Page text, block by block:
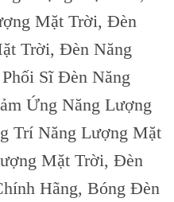
Mặt Trời, Đèn
Trời, Đèn Năng
Sĩ Đèn Năng
Ứng Năng Lượng
Trí Năng Lượng Mặt
Mặt Trời, Đèn
Hãng, Bóng Đèn